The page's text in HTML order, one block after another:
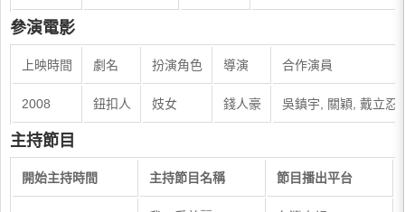
參演電影
上映時間 劇名 扮演角色 導演 合作演員
2008 鈕扣人 妓女 錢人豪 吳鎮宇, 關穎, 戴立忍
主持節目
開始主持時間 主持節目名稱 節目播出平台